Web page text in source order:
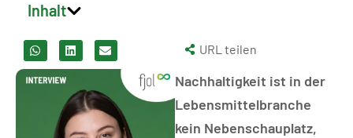
Inhalt
URL teilen
Nachhaltigkeit ist in der
Lebensmittelbranche
kein Nebenschauplatz,